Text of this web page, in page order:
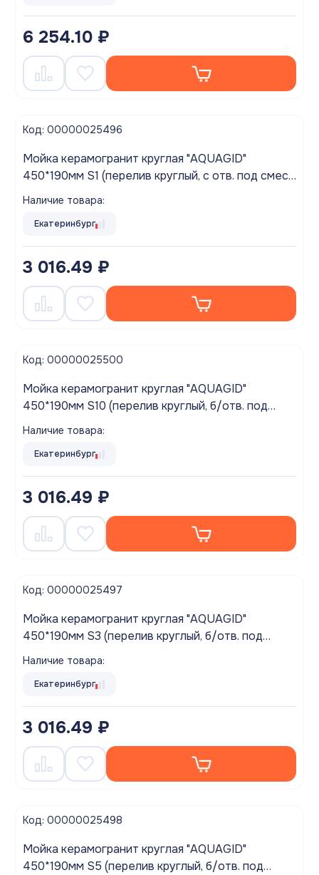
6 254.10 ₽
Код: 00000025496
Мойка керамогранит круглая "AQUAGID"
450*190мм S1 (перелив круглый, с отв. под смес.)
Черный БЕЗ СИФОНА (M1S1)
Наличие товара:
Екатеринбург
3 016.49 ₽
Код: 00000025500
Мойка керамогранит круглая "AQUAGID"
450*190мм S10 (перелив круглый, б/отв. под
смес.) Серый песок БЕЗ СИФОНА (M1S10)
Наличие товара:
Екатеринбург
3 016.49 ₽
Код: 00000025497
Мойка керамогранит круглая "AQUAGID"
450*190мм S3 (перелив круглый, б/отв. под
смес.) Темно-серый БЕЗ СИФОНА (M1S3)
Наличие товара:
Екатеринбург
3 016.49 ₽
Код: 00000025498
Мойка керамогранит круглая "AQUAGID"
450*190мм S5 (перелив круглый, б/отв. под